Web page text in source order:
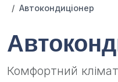
Автокондиціонер
Комфортний